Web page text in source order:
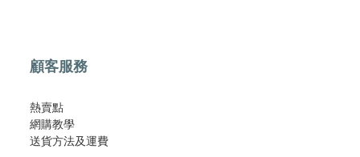
顧客服務
熱賣點
網購教學
​送貨方法及運費​